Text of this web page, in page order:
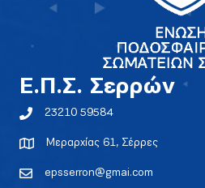
E.Π.Σ. Σερρών
23210 59584
Μεραρχίας 61, Σέρρες
epsserron@gmai.com